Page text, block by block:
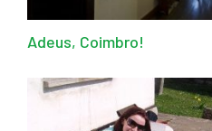
Adeus, Coimbro!